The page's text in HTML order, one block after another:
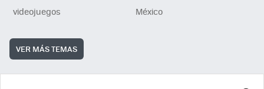
videojuegos
México
VER MÁS TEMAS